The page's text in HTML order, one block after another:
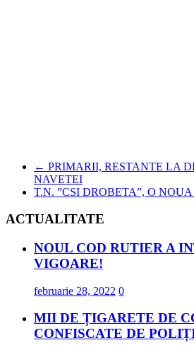
← PRIMARII, RESTANTE LA
NAVETEI
T.N. ”CSI DROBETA”, O
ACTUALITATE
NOUL COD RUTIER A
VIGOARE!
februarie 28, 2022 0
MII DE ȚIGARETE DE
CONFISCATE DE